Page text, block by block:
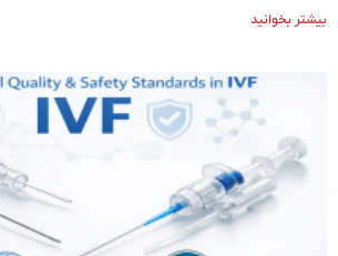
بیشتر بخوانید